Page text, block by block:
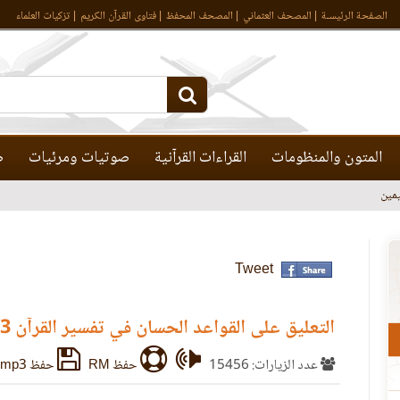
الصفحة الرئيسـة المصحف العثماني المصحف المحفظ فتاوى القرآن الكريم تزكيات العلماء
المتون والمنظومات القراءات القرآنية صوتيات ومرئيات
Tweet
التعليق على القواعد الحسان في تفسير القرآن 3
عدد الزيارات: 15456 حفظ RM حفظ mp3